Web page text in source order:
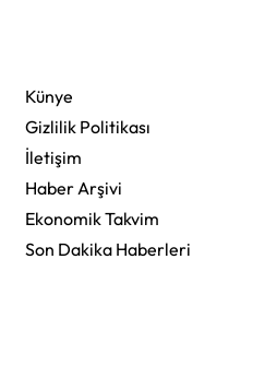
Künye
Gizlilik Politikası
İletişim
Haber Arşivi
Ekonomik Takvim
Son Dakika Haberleri